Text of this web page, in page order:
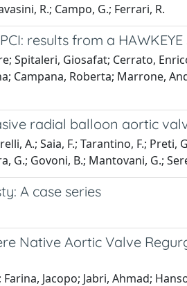
R.; Campo, G.; Ferrari, R.
results from a HAWKEYE
Spitaleri, Giosafat; Cerrato,
Campana, Roberta; Marrone,
radial balloon aortic
A.; Saia, F.; Tarantino, F.;
G.; Govoni, B.; Mantovani, G.;
A case series
Native Aortic Valve
Jacopo; Jabri, Ahmad;